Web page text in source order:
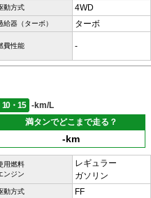
動方式 4WD
給器（ターボ） ターボ
費性能 -
10・15
-km/L
満タンでどこまで走る？
-km
用燃料
ンジン
レギュラー
ガソリン
動方式 FF